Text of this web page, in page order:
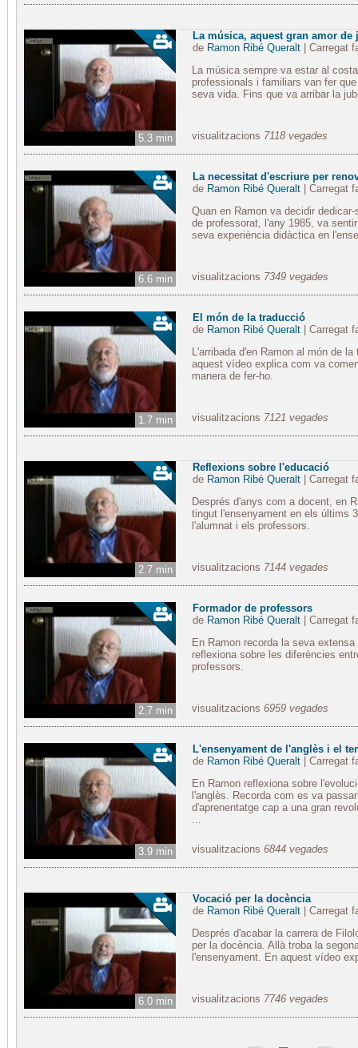
5.3 min
La música, aquest gran amor de
de Ramon Ribé Queralt| Carregat
La música sempre va estar al
professionals i familiars van fer
seva vida. Fins que va arribar la
visualitzacions 7118 vegades
6.6 min
La necessitat d'escriure per
de Ramon Ribé Queralt| Carregat
Quan en Ramon va decidir
de professorat, l'any 1985, va
seva experiència didàctica en
visualitzacions 7349 vegades
1.7 min
El món de la traducció
de Ramon Ribé Queralt| Carregat
L'arribada d'en Ramon al món de
aquest vídeo explica com va
manera de fer-ho.
visualitzacions 7121 vegades
2.7 min
Reflexions sobre l'educació
de Ramon Ribé Queralt| Carregat
Després d'anys com a docent, en
tingut l'ensenyament en els últims
l'alumnat i els professors.
visualitzacions 7144 vegades
2.7 min
Formador de professors
de Ramon Ribé Queralt| Carregat
En Ramon recorda la seva
reflexiona sobre les diferències
professors.
visualitzacions 6959 vegades
3.9 min
L'ensenyament de l'anglès i el
de Ramon Ribé Queralt| Carregat
En Ramon reflexiona sobre
l'anglès. Recorda com es va
d'aprenentatge cap a una gran
...
visualitzacions 6844 vegades
6.0 min
Vocació per la docència
de Ramon Ribé Queralt| Carregat
Després d'acabar la carrera de
per la docència. Allà troba la
l'ensenyament. En aquest vídeo
visualitzacions 7746 vegades